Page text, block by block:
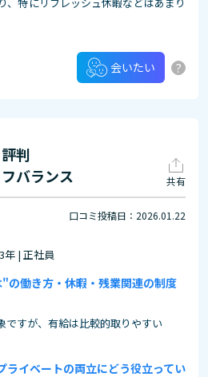
会いたい ?
判
バランス
共有
口コミ投稿日：2026.01.22
年 | 正社員
の働き方・休暇・残業関連の制度
ですが、有給は比較的取りやすい
ライベートの両立にどう役立ってい